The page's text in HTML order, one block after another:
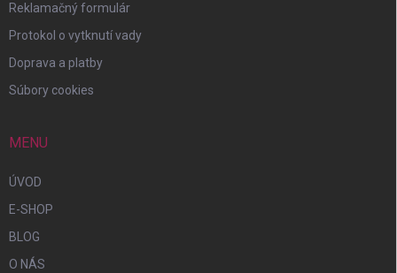
Reklamačný formulár
Protokol o vytknutí vady
Doprava a platby
Súbory cookies
MENU
ÚVOD
E-SHOP
BLOG
O NÁS